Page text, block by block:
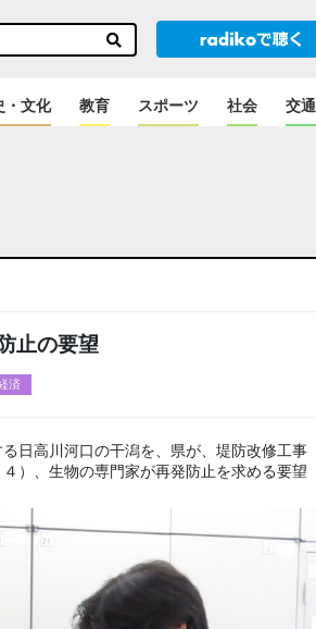
・文化 教育 スポーツ 社会 交通
止の要望
済
日高川河口の干潟を、県が、堤防改修工事
）、生物の専門家が再発防止を求める要望